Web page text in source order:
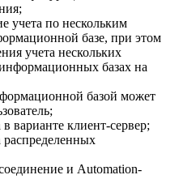
учета по нескольким
базе, при этом
учета нескольких
базах на
базой может
варианте клиент-сервер;
распределенных
и Automation-